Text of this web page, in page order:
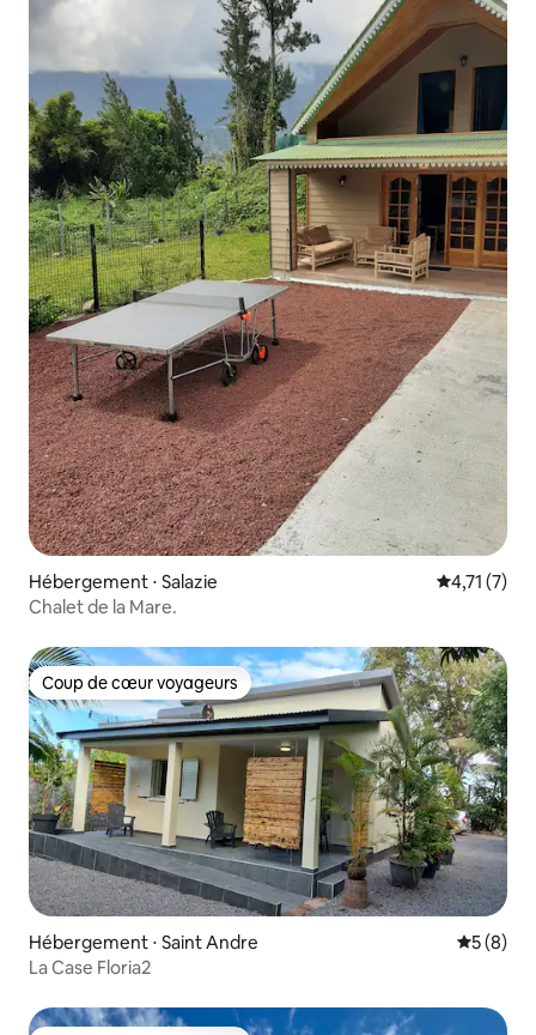
Hébergement ⋅ Salazie Évaluation
4,71 (7)
Chalet de la Mare.
Coup de cœur voyageurs
Coup de cœur voyageurs
Hébergement ⋅ Saint Andre
5 (8)
La Case Floria2